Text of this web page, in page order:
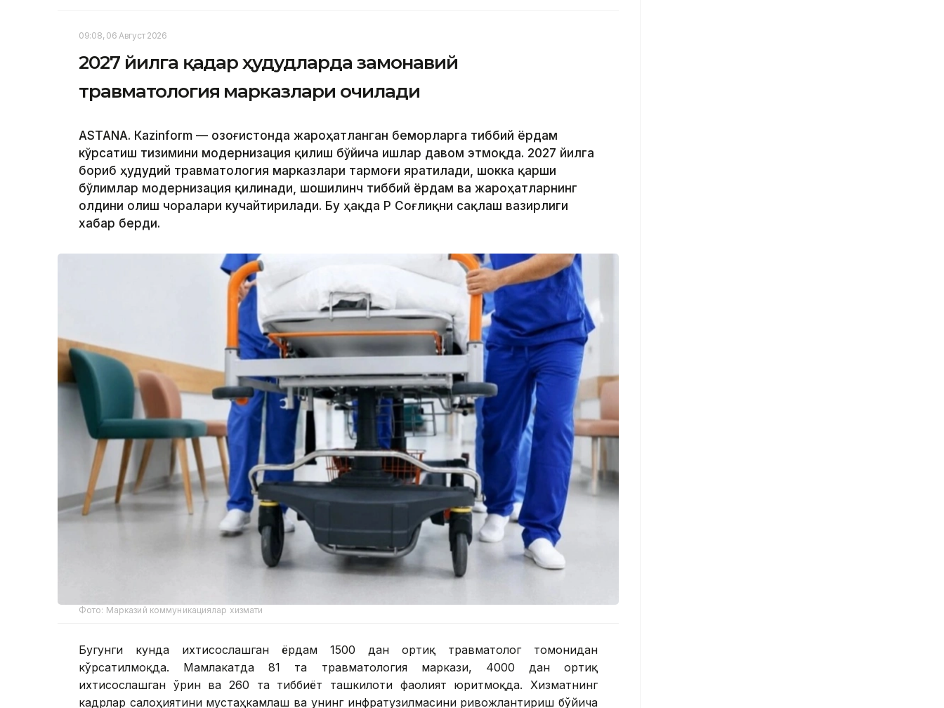
09:08, 06 Август 2026
2027 йилга қадар ҳудудларда замонавий
травматология марказлари очилади
ASTANА. Кazinform — Қозоғистонда жароҳатланган беморларга тиббий ёрдам
кўрсатиш тизимини модернизация қилиш бўйича ишлар давом этмоқда. 2027 йилга
бориб ҳудудий травматология марказлари тармоғи яратилади, шокка қарши
бўлимлар модернизация қилинади, шошилинч тиббий ёрдам ва жароҳатларнинг
олдини олиш чоралари кучайтирилади. Бу ҳақда ҚР Соғлиқни сақлаш вазирлиги
хабар берди.
Фото: Марказий коммуникациялар хизмати
Бугунги кунда ихтисослашган ёрдам 1500 дан ортиқ травматолог томонидан
кўрсатилмоқда. Мамлакатда 81 та травматология маркази, 4000 дан ортиқ
ихтисослашган ўрин ва 260 та тиббиёт ташкилоти фаолият юритмоқда. Хизматнинг
кадрлар салоҳиятини мустаҳкамлаш ва унинг инфратузилмасини ривожлантириш бўйича